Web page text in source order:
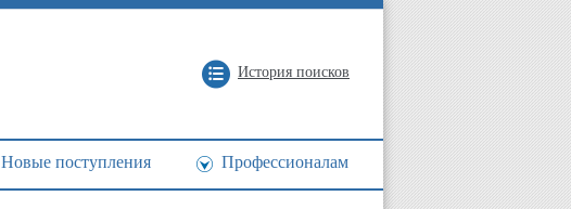
История поисков
Новые поступления Профессионалам